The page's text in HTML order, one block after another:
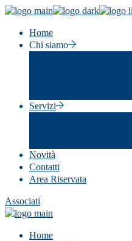
Skip
content
Home
Chi siamo
Servizi
Novità
Contatti
Area Riservata
Associati
Home